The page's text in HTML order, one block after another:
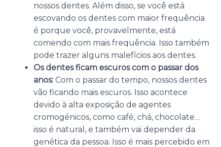
nossos dentes. Além disso, se você está
escovando os dentes com maior frequência
é porque você, provavelmente, está
comendo com mais frequência. Isso também
pode trazer alguns malefícios aos dentes.
Os dentes ficam escuros com o passar dos
anos: Com o passar do tempo, nossos dentes
vão ficando mais escuros. Isso acontece
devido à alta exposição de agentes
cromogénicos, como café, chá, chocolate…
isso é natural, e também vai depender da
genética da pessoa. Isso é mais percebido em